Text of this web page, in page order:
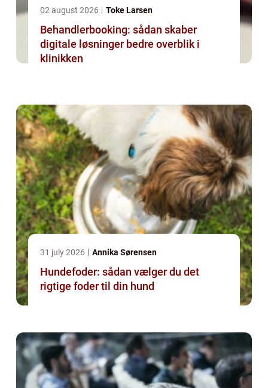
02 august 2026 Toke Larsen
Behandlerbooking: sådan skaber
digitale løsninger bedre overblik i
klinikken
31 july 2026 Annika Sørensen
Hundefoder: sådan vælger du det
rigtige foder til din hund